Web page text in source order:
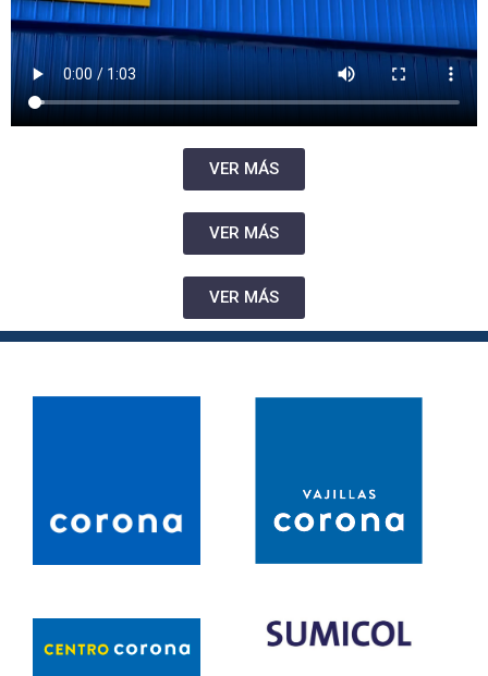
VER MÁS
VER MÁS
VER MÁS